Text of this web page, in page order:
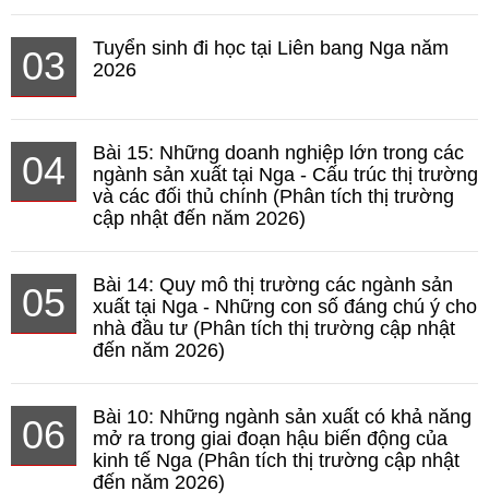
03
Tuyển sinh đi học tại Liên bang Nga năm
2026
04
Bài 15: Những doanh nghiệp lớn trong các
ngành sản xuất tại Nga - Cấu trúc thị trường
và các đối thủ chính (Phân tích thị trường
cập nhật đến năm 2026)
05
Bài 14: Quy mô thị trường các ngành sản
xuất tại Nga - Những con số đáng chú ý cho
nhà đầu tư (Phân tích thị trường cập nhật
đến năm 2026)
06
Bài 10: Những ngành sản xuất có khả năng
mở ra trong giai đoạn hậu biến động của
kinh tế Nga (Phân tích thị trường cập nhật
đến năm 2026)